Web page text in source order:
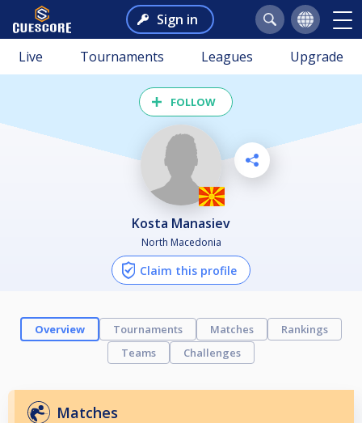
Sign in
Live Tournaments Leagues Upgrade
FOLLOW
Kosta Manasiev
North Macedonia
Claim this profile
Overview Tournaments Matches
Rankings
Teams
Challenges
Matches